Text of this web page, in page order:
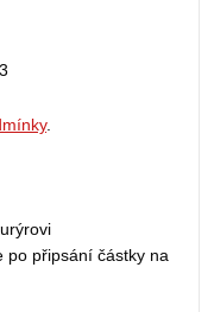
.
po připsání částky na